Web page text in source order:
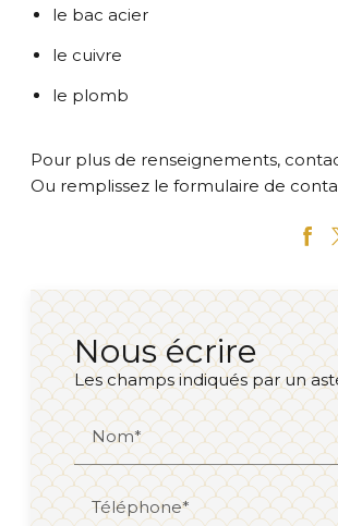
le bac acier
le cuivre
le plomb
Pour plus de renseignements,
Ou remplissez le formulaire de
Nous écrire
Les champs indiqués par un
Nom*
Téléphone*